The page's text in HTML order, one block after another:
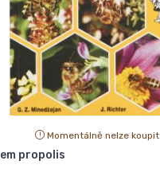
Momentálně nelze koupit
propolis